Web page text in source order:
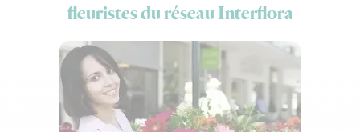
fleuristes du réseau Interflora